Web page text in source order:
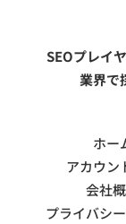
SEOプレイ
業界で
ホー
アカウン
会社
プライバシ